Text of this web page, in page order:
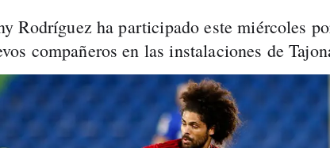
Rodríguez ha participado este miércoles
compañeros en las instalaciones de